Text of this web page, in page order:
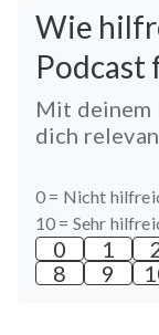
Wie
Podcast
Mit deinem
dich
0 = Nicht
10 = Sehr
0 1
8
9